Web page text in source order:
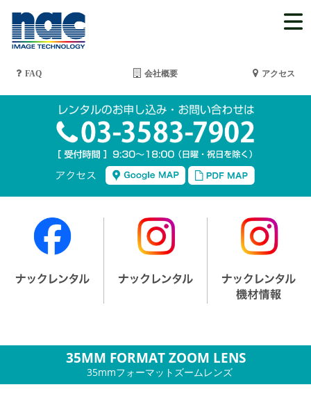
FAQ 会社概要 アクセス
35MM FORMAT ZOOM LENS
35mmフォーマットズームレンズ